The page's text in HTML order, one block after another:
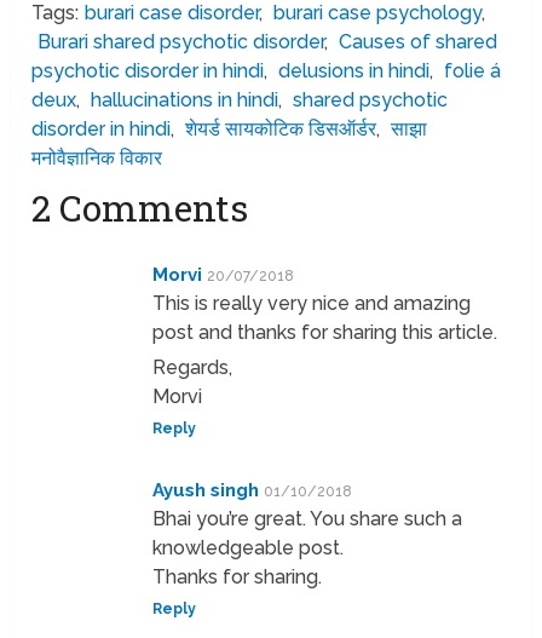
Tags: burari case disorder, burari case psychology,
Burari shared psychotic disorder, Causes of shared
psychotic disorder in hindi, delusions in hindi, folie á
deux, hallucinations in hindi, shared psychotic
disorder in hindi, शेयर्ड सायकोटिक डिसऑर्डर, साझा
मनोवैज्ञानिक विकार
2 Comments
Morvi 20/07/2018
This is really very nice and amazing
post and thanks for sharing this article.
Regards,
Morvi
Reply
Ayush singh 01/10/2018
Bhai you’re great. You share such a
knowledgeable post.
Thanks for sharing.
Reply